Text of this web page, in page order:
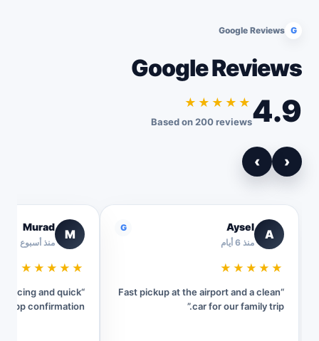
G
Google Reviews
Google Reviews
4.9
★★★★★
Based on 200 reviews
‹
›
A
Aysel
منذ 6 أيام
G
★★★★★
“Fast pickup at the airport and a clean
car for our family trip.”
M
Murad
منذ أسبوع
★★★★★
pricing and quick
confirmation.”